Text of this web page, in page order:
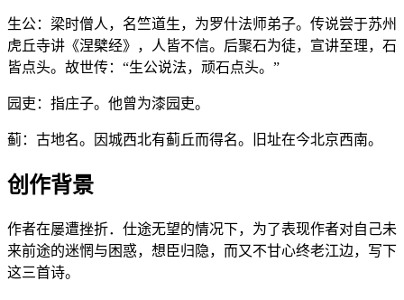
生公：梁时僧人，名竺道生，为罗什法师弟子。传说尝于苏州
虎丘寺讲《涅檗经》，人皆不信。后聚石为徒，宣讲至理，石
皆点头。故世传：“生公说法，顽石点头。”
园吏：指庄子。他曾为漆园吏。
蓟：古地名。因城西北有蓟丘而得名。旧址在今北京西南。
创作背景
作者在屡遭挫折．仕途无望的情况下，为了表现作者对自己未
来前途的迷惘与困惑，想臣归隐，而又不甘心终老江边，写下
这三首诗。